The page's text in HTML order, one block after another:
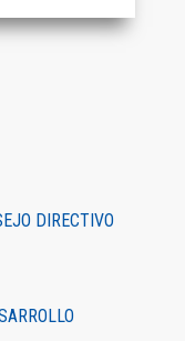
DIRECTIVO